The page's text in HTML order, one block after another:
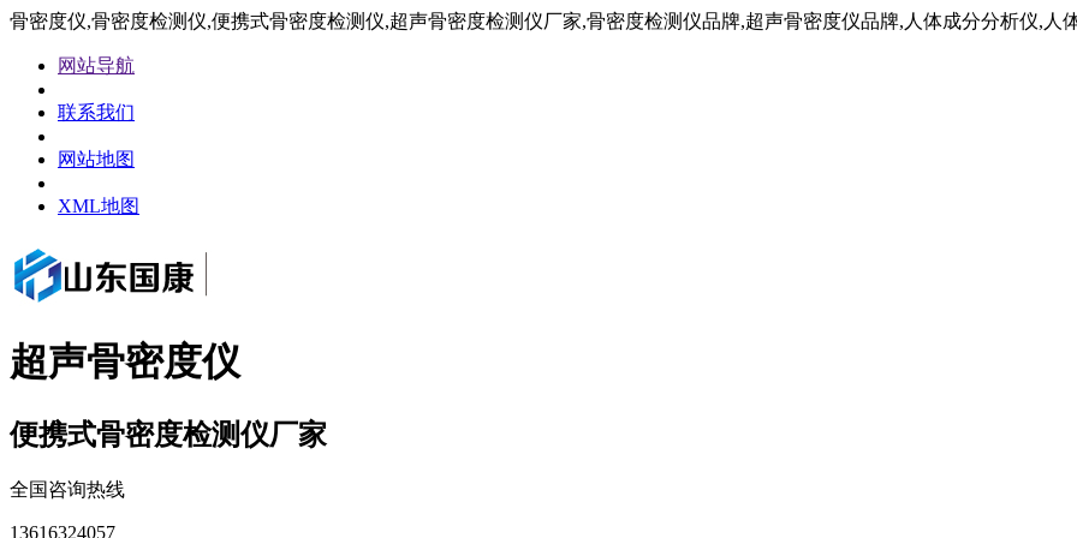
骨密度仪,骨密度检测仪,便携式骨密度检测仪,超声骨密度检测仪厂家,骨密度检测仪品牌,超声骨密度仪品牌,人体成分分析仪,人
网站导航
联系我们
网站地图
XML地图
超声骨密度仪
便携式骨密度检测仪厂家
全国咨询热线
13616324057